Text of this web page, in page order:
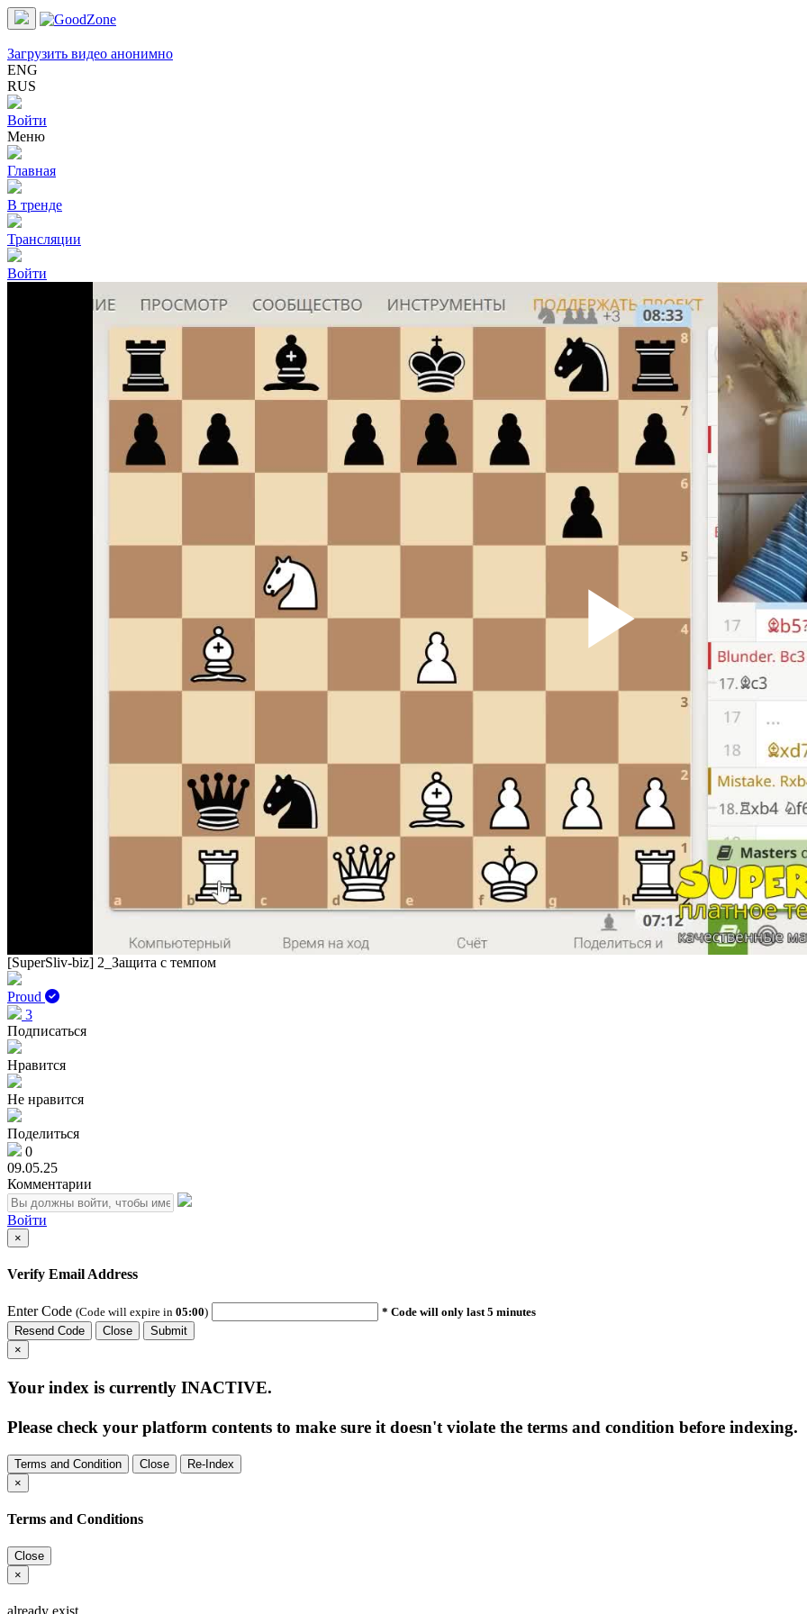
Загрузить видео анонимно
ENG
RUS
Войти
Меню
Главная
В тренде
Трансляции
Войти
Play
[SuperSliv-biz] 2_Защита с темпом
Proud
3
Подписаться
Нравится
Не нравится
Поделиться
0
09.05.25
Комментарии
Войти
×
Verify Email Address
Enter Code (Code will expire in 05:00)
* Code will only last 5 minutes
Resend Code
Close
Submit
×
Your index is currently INACTIVE.
Please check your platform contents to make sure it doesn't violate the terms and condition before indexing.
Terms and Condition Close
Re-Index
×
Terms and Conditions
Close
×